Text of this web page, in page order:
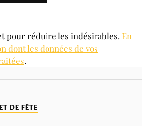
pour réduire les indésirables. En
dont les données de vos
.
DE FÊTE